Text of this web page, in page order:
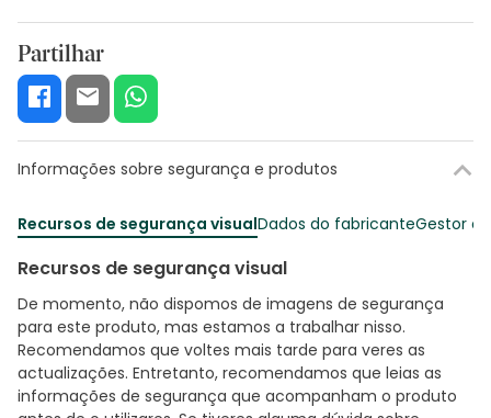
Partilhar
Informações sobre segurança e produtos
Recursos de segurança visualDados do fabricanteGestor
Recursos de segurança visual
De momento, não dispomos de imagens de segurança
para este produto, mas estamos a trabalhar nisso.
Recomendamos que voltes mais tarde para veres as
actualizações. Entretanto, recomendamos que leias as
informações de segurança que acompanham o produto